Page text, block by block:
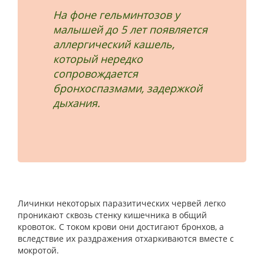
На фоне гельминтозов у
малышей до 5 лет появляется
аллергический кашель,
который нередко
сопровождается
бронхоспазмами, задержкой
дыхания.
Личинки некоторых паразитических червей легко
проникают сквозь стенку кишечника в общий
кровоток. С током крови они достигают бронхов, а
вследствие их раздражения отхаркиваются вместе с
мокротой.